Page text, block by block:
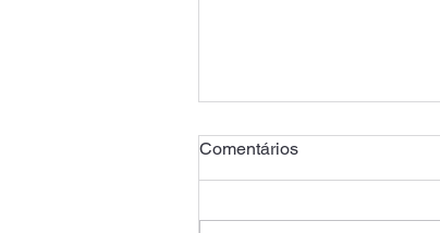
Comentários